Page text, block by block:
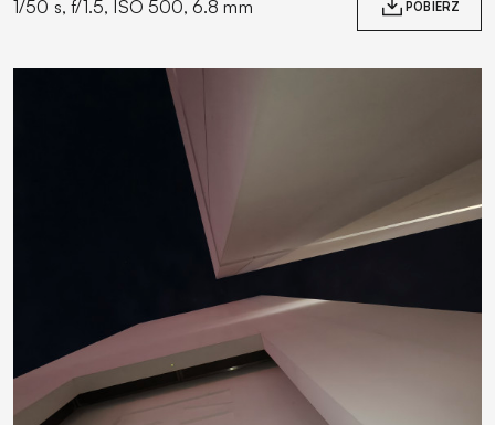
1/50 s, f/1.5, ISO 500, 6.8 mm POBIERZ